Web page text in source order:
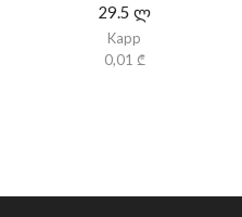
29.5 ლ
Kapp
0,01 ₾